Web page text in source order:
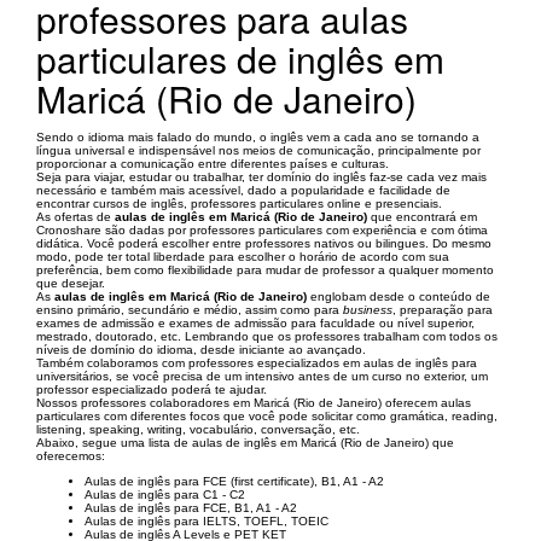
professores para aulas
particulares de inglês em
Maricá (Rio de Janeiro)
Sendo o idioma mais falado do mundo, o inglês vem a cada ano se tornando a
língua universal e indispensável nos meios de comunicação, principalmente por
proporcionar a comunicação entre diferentes países e culturas.
Seja para viajar, estudar ou trabalhar, ter domínio do inglês faz-se cada vez mais
necessário e também mais acessível, dado a popularidade e facilidade de
encontrar cursos de inglês, professores particulares online e presenciais.
As ofertas de aulas de inglês em Maricá (Rio de Janeiro) que encontrará em
Cronoshare são dadas por professores particulares com experiência e com ótima
didática. Você poderá escolher entre professores nativos ou bilingues. Do mesmo
modo, pode ter total liberdade para escolher o horário de acordo com sua
preferência, bem como flexibilidade para mudar de professor a qualquer momento
que desejar.
As aulas de inglês em Maricá (Rio de Janeiro) englobam desde o conteúdo de
ensino primário, secundário e médio, assim como para business , preparação para
exames de admissão e exames de admissão para faculdade ou nível superior,
mestrado, doutorado, etc. Lembrando que os professores trabalham com todos os
níveis de domínio do idioma, desde iniciante ao avançado.
Também colaboramos com professores especializados em aulas de inglês para
universitários, se você precisa de um intensivo antes de um curso no exterior, um
professor especializado poderá te ajudar.
Nossos professores colaboradores em Maricá (Rio de Janeiro) oferecem aulas
particulares com diferentes focos que você pode solicitar como gramática, reading,
listening, speaking, writing, vocabulário, conversação, etc.
Abaixo, segue uma lista de aulas de inglês em Maricá (Rio de Janeiro) que
oferecemos:
Aulas de inglês para FCE (first certificate), B1, A1 - A2
Aulas de inglês para C1 - C2
Aulas de inglês para FCE, B1, A1 - A2
Aulas de inglês para IELTS, TOEFL, TOEIC
Aulas de inglês A Levels e PET KET